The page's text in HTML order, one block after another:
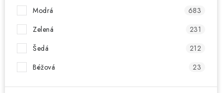
ZNAČKY
Ceník dopravy
Jak vyměnit nebo vrátit zboží
Obchodní podmínky
Velikostní tabulky
Modrá
683
Zelená
231
Šedá
212
Béžová
23